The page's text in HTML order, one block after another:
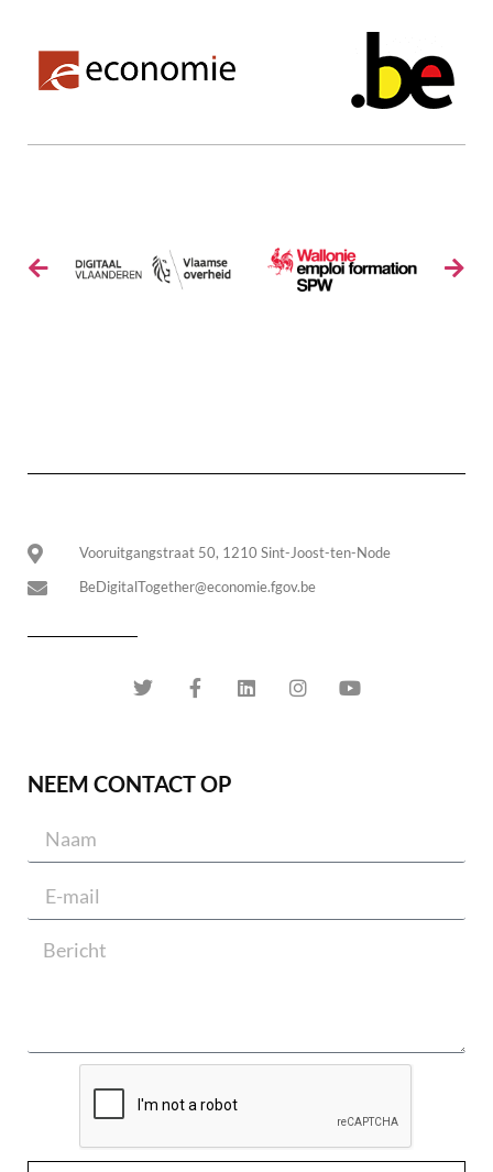
Vooruitgangstraat 50, 1210 Sint-Joost-ten-Node
BeDigitalTogether@economie.fgov.be
NEEM CONTACT OP